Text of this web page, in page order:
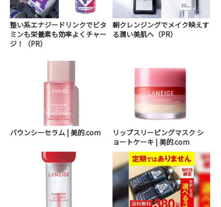
整い系エナジードリンクでビタ
ミンも栄養素も効率よくチャー
ジ！（PR）
朝クレンジングでメイク映えす
る潤い美肌へ（PR）
バウンシーセラム | 美的.com
リップスリーピングマスク シ
ョートケーキ | 美的.com